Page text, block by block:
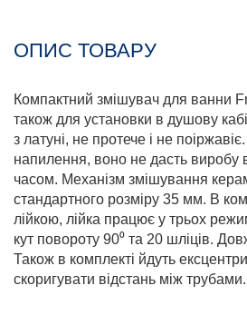
ОПИС ТОВАРУ
Компактний змішувач для ванни
також для установки в душову
з латуні, не протече і не
напилення, воно не дасть виробу
часом. Механізм змішування
стандартного розміру 35 мм. В
лійкою, лійка працює у трьох
кут повороту 90⁰ та 20 шліців.
Також в комплекті йдуть
скоригувати відстань між трубами.